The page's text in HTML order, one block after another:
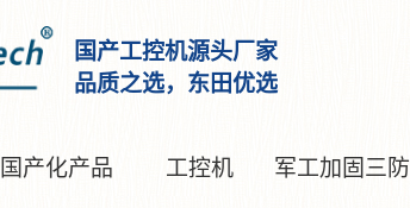
国产工控机源头厂家
品质之选，东田优选
国产化产品 工控机 军工加固三防